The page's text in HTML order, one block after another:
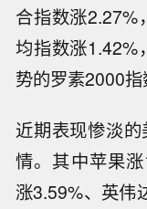
合指数涨2.27%
均指数涨1.42%
势的罗素2000指
近期表现惨淡
情。其中苹果
涨3.59%、英伟